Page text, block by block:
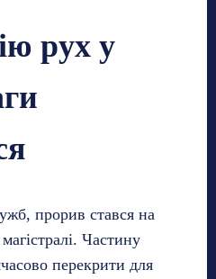
рух у
прорив стався на
Частину
перекрити для